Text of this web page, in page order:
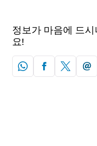
정보가 마음에 드
요!